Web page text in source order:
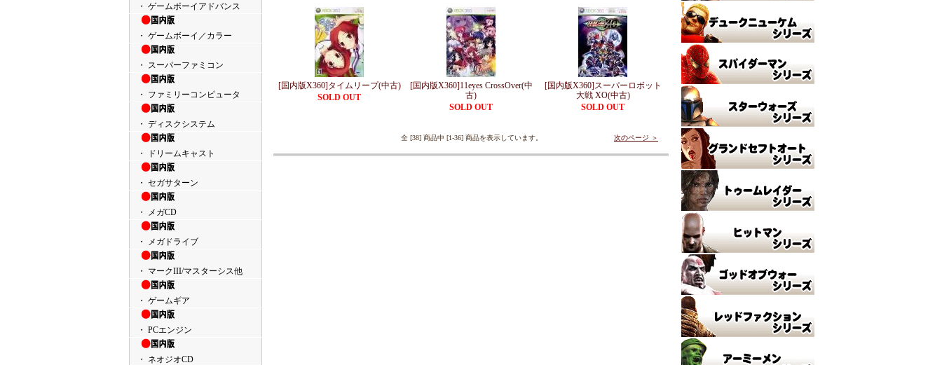
・ ゲームボーイアドバンス
・ ゲームボーイ／カラー
・ スーパーファミコン
・ ファミリーコンピュータ
・ ディスクシステム
・ ドリームキャスト
・ セガサターン
・ メガCD
・ メガドライブ
・ マークIII/マスターシス他
・ ゲームギア
・ PCエンジン
・ ネオジオCD
[国内版X360]タイムリープ(中古)
SOLD OUT
[国内版X360]11eyes CrossOver(中
古)
SOLD OUT
[国内版X360]スーパーロボット
大戦 XO(中古)
SOLD OUT
全 [38] 商品中 [1-36] 商品を表示しています。 次のページ ＞